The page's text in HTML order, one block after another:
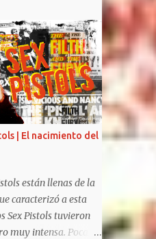
| El nacimiento del
están llenas de la
caracterizó a esta
Sex Pistols tuvieron
muy intensa. Pocas